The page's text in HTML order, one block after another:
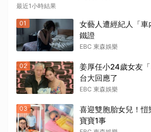
最近1小時結果
01
女藝人遭經紀人「
鐵證
EBC 東森娛樂
02
姜厚任小24歲女友
台大回應了
EBC 東森娛樂
03
喜迎雙胞胎女兒！
寶寶1事